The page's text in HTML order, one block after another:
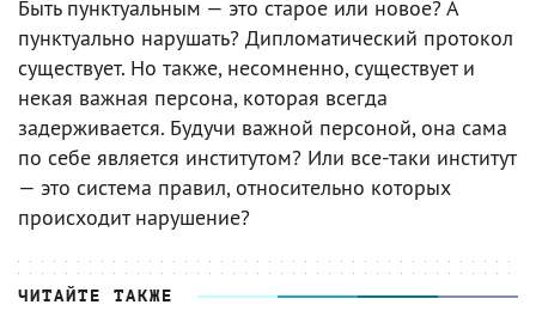
Быть пунктуальным — это старое или новое? А
пунктуально нарушать? Дипломатический протокол
существует. Но также, несомненно, существует и
некая важная персона, которая всегда
задерживается. Будучи важной персоной, она сама
по себе является институтом? Или все-таки институт
— это система правил, относительно которых
происходит нарушение?
ЧИТАЙТЕ ТАКЖЕ